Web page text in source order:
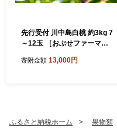
先行受付 川中島白桃 約3kg 7
～12玉 ［おぶせファーマー
物 クール便 冷蔵便 長野県産
寄附金額 13,000円
ふるさと納税ホーム 果物類